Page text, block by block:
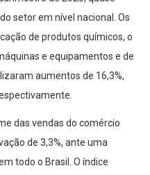
setor em nível nacional. Os
de produtos químicos, o
e equipamentos e de
aumentos de 16,3%,
das vendas do comércio
de 3,3%, ante uma
todo o Brasil. O índice